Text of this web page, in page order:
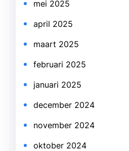
mei 2025
april 2025
maart 2025
februari 2025
januari 2025
december 2024
november 2024
oktober 2024